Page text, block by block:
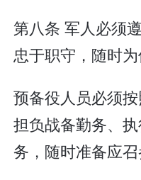
第八条 军人必须
忠于职守，随时为
预备役人员必须按
担负战备勤务、
务，随时准备应召